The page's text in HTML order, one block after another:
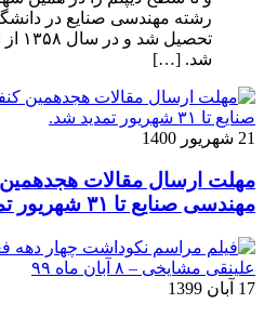
رشته مهندسی صنایع در
شد. […]
21 شهریور 1400
مهلت ارسال مقالات هجدهمین
مهندسی صنایع تا ۳۱ شهریور تمدید شد.
17 آبان 1399